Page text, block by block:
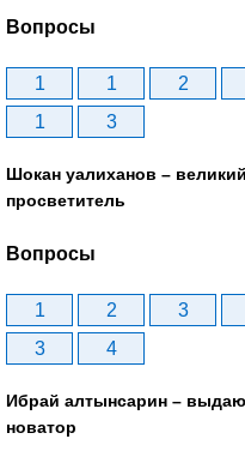
Вопросы
1 1 2
1
3
Шокан уалиханов –
просветитель
Вопросы
1 2 3
3
4
Ибрай алтынсарин –
новатор